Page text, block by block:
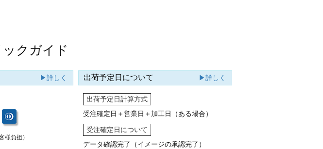
クガイド
▶詳しく
様負担）
出荷予定日について ▶詳しく
出荷予定日計算方式
受注確定日＋営業日＋加工日（ある場合）
受注確定日について
データ確認完了（イメージの承認完了）